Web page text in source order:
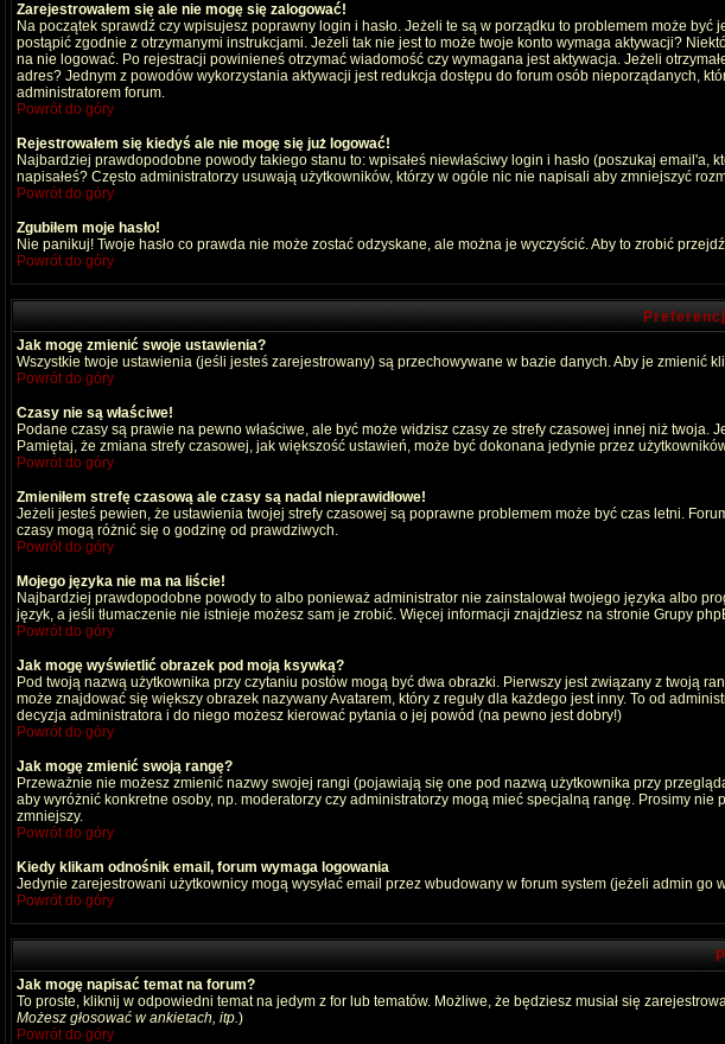
Zarejestrowałem się ale nie mogę się zalogować!
Na początek sprawdź czy wpisujesz poprawny login i hasło. Jeżeli te są w porządku to problemem może być
postąpić zgodnie z otrzymanymi instrukcjami. Jeżeli tak nie jest to może twoje konto wymaga aktywacji?
na nie logować. Po rejestracji powinieneś otrzymać wiadomość czy wymagana jest aktywacja. Jeżeli
adres? Jednym z powodów wykorzystania aktywacji jest redukcja dostępu do forum osób nieporządanych,
administratorem forum.
Powrót do góry
Rejestrowałem się kiedyś ale nie mogę się już logować!
Najbardziej prawdopodobne powody takiego stanu to: wpisałeś niewłaściwy login i hasło (poszukaj
napisałeś? Często administratorzy usuwają użytkowników, którzy w ogóle nic nie napisali aby zmniejszyć
Powrót do góry
Zgubiłem moje hasło!
Nie panikuj! Twoje hasło co prawda nie może zostać odzyskane, ale można je wyczyścić. Aby to zrobić
Powrót do góry
Jak mogę zmienić swoje ustawienia?
Wszystkie twoje ustawienia (jeśli jesteś zarejestrowany) są przechowywane w bazie danych. Aby je zmienić
Powrót do góry
Czasy nie są właściwe!
Podane czasy są prawie na pewno właściwe, ale być może widzisz czasy ze strefy czasowej innej niż
Pamiętaj, że zmiana strefy czasowej, jak większość ustawień, może być dokonana jedynie przez
Powrót do góry
Zmieniłem strefę czasową ale czasy są nadal nieprawidłowe!
Jeżeli jesteś pewien, że ustawienia twojej strefy czasowej są poprawne problemem może być czas letni.
czasy mogą różnić się o godzinę od prawdziwych.
Powrót do góry
Mojego języka nie ma na liście!
Najbardziej prawdopodobne powody to albo ponieważ administrator nie zainstalował twojego języka albo
język, a jeśli tłumaczenie nie istnieje możesz sam je zrobić. Więcej informacji znajdziesz na stronie Grupy
Powrót do góry
Jak mogę wyświetlić obrazek pod moją ksywką?
Pod twoją nazwą użytkownika przy czytaniu postów mogą być dwa obrazki. Pierwszy jest związany z twoją
może znajdować się większy obrazek nazywany Avatarem, który z reguły dla każdego jest inny. To od
decyzja administratora i do niego możesz kierować pytania o jej powód (na pewno jest dobry!)
Powrót do góry
Jak mogę zmienić swoją rangę?
Przeważnie nie możesz zmienić nazwy swojej rangi (pojawiają się one pod nazwą użytkownika przy
aby wyróżnić konkretne osoby, np. moderatorzy czy administratorzy mogą mieć specjalną rangę. Prosimy
zmniejszy.
Powrót do góry
Kiedy klikam odnośnik email, forum wymaga logowania
Jedynie zarejestrowani użytkownicy mogą wysyłać email przez wbudowany w forum system (jeżeli admin
Powrót do góry
Jak mogę napisać temat na forum?
To proste, kliknij w odpowiedni temat na jedym z for lub tematów. Możliwe, że będziesz musiał się
Możesz głosować w ankietach, itp.)
Powrót do góry